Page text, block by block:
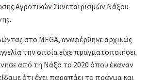
Αγροτικών Συνεταιρισμών Νάξου
στο MEGA, αναφέρθηκε αρχικώς
την οποία είχε πραγματοποιήσει
από τη Νάξο το 2020 όπου έκαναν
ότι έχει παραπάει το πράγμα και